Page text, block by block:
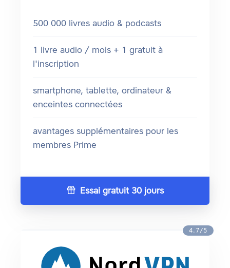
500 000 livres audio & podcasts
1 livre audio / mois + 1 gratuit à
l'inscription
smartphone, tablette, ordinateur &
enceintes connectées
avantages supplémentaires pour les
membres Prime
Essai gratuit 30 jours
4.7/5